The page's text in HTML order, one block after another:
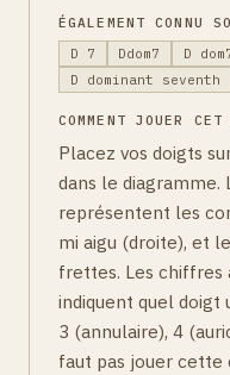
ÉGALEMENT CONNU
D 7
Ddom7 D
D dominant seventh
COMMENT JOUER CET
Placez vos doigts
dans le diagramme.
représentent les
mi aigu (droite), et
frettes. Les chiffres
indiquent quel doigt
3 (annulaire), 4
faut pas jouer cette